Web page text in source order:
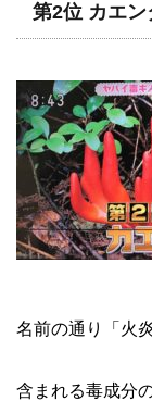
第2位 カエン
名前の通り「火炎
含まれる毒成分